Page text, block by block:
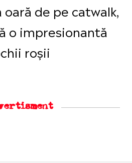
de pe catwalk,
o impresionantă
roșii